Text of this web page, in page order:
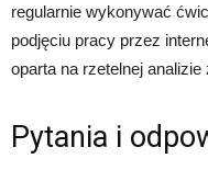
regularnie wykonywać
podjęciu pracy przez
oparta na rzetelnej analizie
Pytania i